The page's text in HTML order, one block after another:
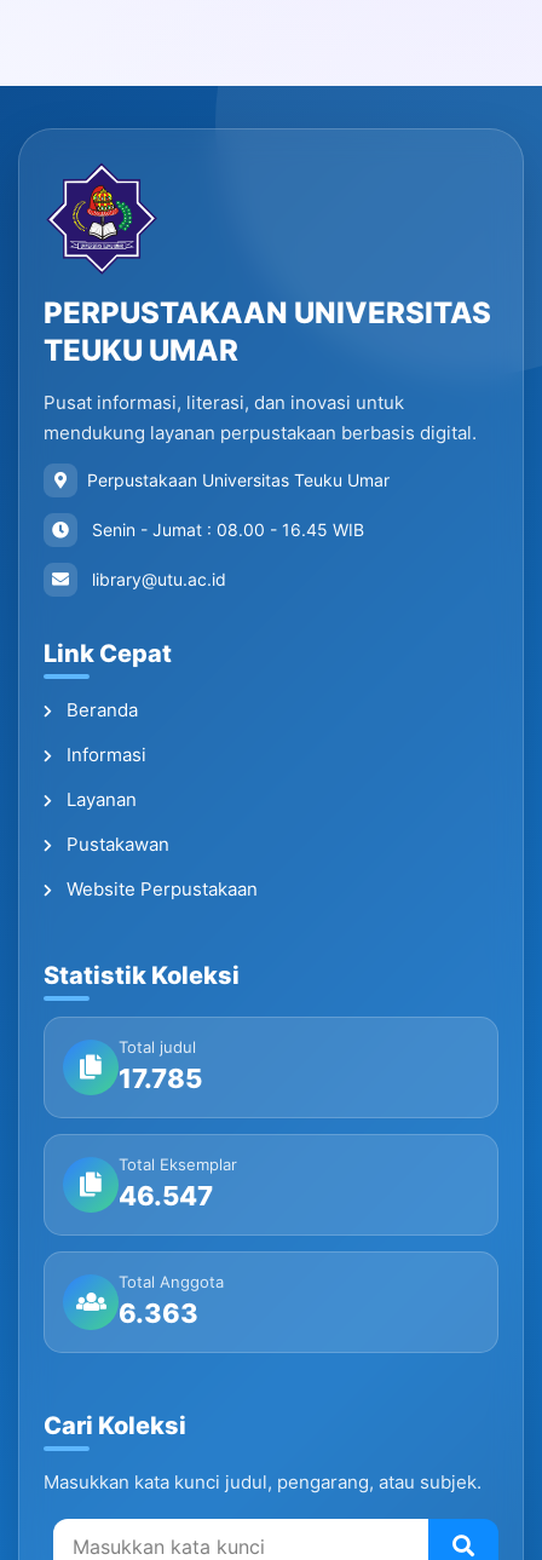
PERPUSTAKAAN UNIVERSITAS
TEUKU UMAR
Pusat informasi, literasi, dan inovasi untuk
mendukung layanan perpustakaan berbasis digital.
Perpustakaan Universitas Teuku Umar
Senin - Jumat : 08.00 - 16.45 WIB
library@utu.ac.id
Link Cepat
Beranda
Informasi
Layanan
Pustakawan
Website Perpustakaan
Statistik Koleksi
Total judul
17.785
Total Eksemplar
46.547
Total Anggota
6.363
Cari Koleksi
Masukkan kata kunci judul, pengarang, atau subjek.